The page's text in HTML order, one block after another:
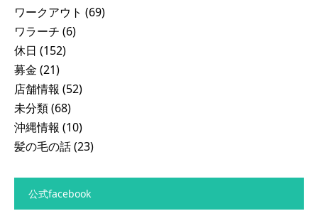
ワークアウト (69)
ワラーチ (6)
休日 (152)
募金 (21)
店舗情報 (52)
未分類(68)
沖縄情報 (10)
髪の毛の話(23)
公式facebook